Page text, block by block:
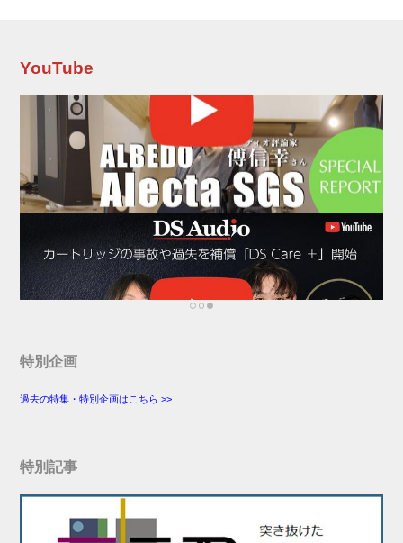
そうで、コストパフォーマンスにも優...
YouTube
特別企画
過去の特集・特別企画はこちら >>
特別記事